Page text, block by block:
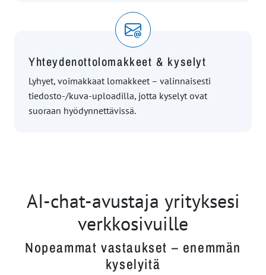
Yhteydenottolomakkeet & kyselyt
Lyhyet, voimakkaat lomakkeet – valinnaisesti
tiedosto-/kuva-uploadilla, jotta kyselyt ovat
suoraan hyödynnettävissä.
AI-chat-avustaja yrityksesi
verkkosivuille
Nopeammat vastaukset – enemmän
kyselyitä